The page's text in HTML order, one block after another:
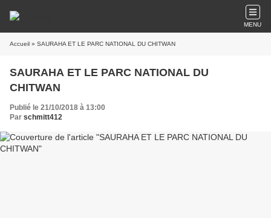
MENU
Accueil » SAURAHA ET LE PARC NATIONAL DU CHITWAN
SAURAHA ET LE PARC NATIONAL DU
CHITWAN
Publié le 21/10/2018 à 13:00
Par schmitt412